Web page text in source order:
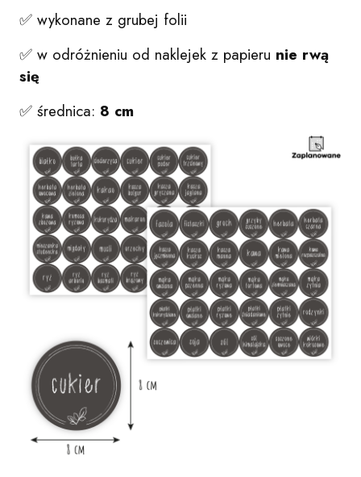
✅ wykonane z grubej folii
✅ w odróżnieniu od naklejek z papieru nie rwą
się
✅ średnica: 8 cm